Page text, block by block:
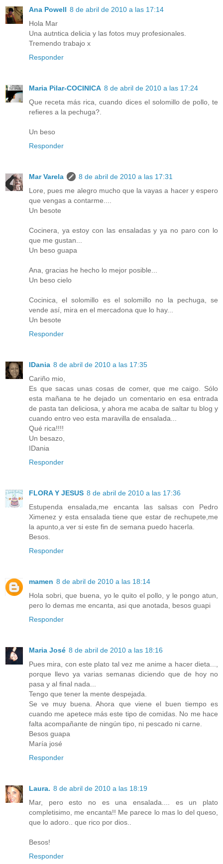
Ana Powell 8 de abril de 2010 a las 17:14
Hola Mar
Una autntica delicia y las fotos muy profesionales.
Tremendo trabajo x
Responder
Maria Pilar-COCINICA 8 de abril de 2010 a las 17:24
Que receta más rica, cuando dices el solomillo de pollo, te
refieres a la pechuga?.
Un beso
Responder
Mar Varela
8 de abril de 2010 a las 17:31
Lore, pues me alegro mucho que la vayas a hacer y espero
que vengas a contarme....
Un besote
Cocinera, ya estoy con las ensaladas y ya no paro con lo
que me gustan...
Un beso guapa
Ana, gracias he hecho lo mejor posible...
Un beso cielo
Cocinica, el solomillo es el solomillo no la pechuga, se
vende así, mira en el mercadona que lo hay...
Un besote
Responder
IDania 8 de abril de 2010 a las 17:35
Cariño mio,
Es que sacas unas cosas de comer, que me caigo. Sólo
esta mañana te he dejado un comentario en esa entrada
de pasta tan deliciosa, y ahora me acaba de saltar tu blog y
cuando entro veo esta maravilla de ensalada...
Qué rica!!!!
Un besazo,
IDania
Responder
FLORA Y JESUS 8 de abril de 2010 a las 17:36
Estupenda ensalada,me encanta las salsas con Pedro
Ximenez y esta ensalada tiene que estar de rechupete,me
la apunto,a ver si este fin de semana puedo hacerla.
Besos.
Responder
mamen 8 de abril de 2010 a las 18:14
Hola sobri, que buena, yo le quito el pollo, y le pongo atun,
pero lo demas me encanta, asi que anotada, besos guapi
Responder
Maria José 8 de abril de 2010 a las 18:16
Pues mira, con este plato tal vez me anime a hacer dieta...,
porque llevo ya varias semanas diciendo que de hoy no
pasa y al final nada...
Tengo que tener la mente despejada.
Se ve muy buena. Ahora que viene el buen tiempo es
cuando me apetece más este tipo de comidas. No me hace
falta acompañante de ningún tipo, ni pescado ni carne.
Besos guapa
María josé
Responder
Laura. 8 de abril de 2010 a las 18:19
Mar, pero esto no es una ensalada.... es un plato
completisimo, me encanta!! Me parece lo mas lo del queso,
que lo adoro.. que rico por dios..
Besos!
Responder